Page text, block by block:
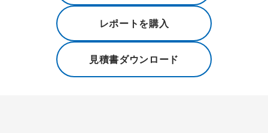
レポートを購入
見積書ダウンロード